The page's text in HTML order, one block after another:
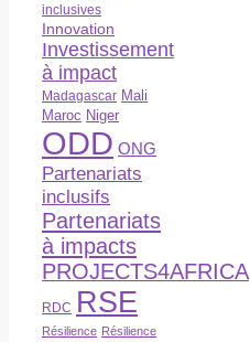
inclusives
Innovation
Investissement
à impact
Madagascar Mali
Maroc Niger
ODD ONG
Partenariats
inclusifs
Partenariats
à impacts
PROJECTS4AFRICA
RDC RSE
Résilience Résilience